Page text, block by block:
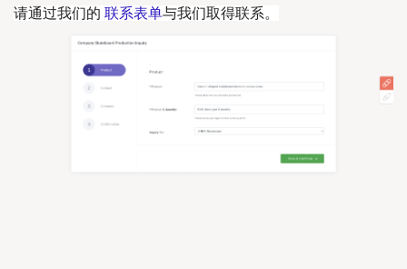
请通过我们的 联系表单与我们取得联系。